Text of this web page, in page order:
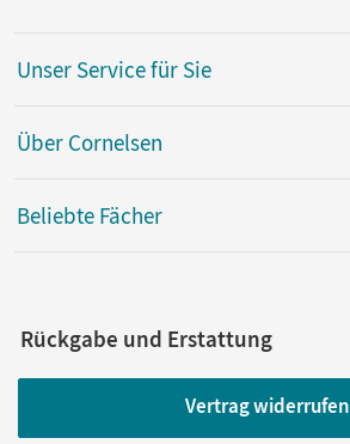
Unser Service für Sie
Über Cornelsen
Beliebte Fächer
Rückgabe und Erstattung
Vertrag widerrufen